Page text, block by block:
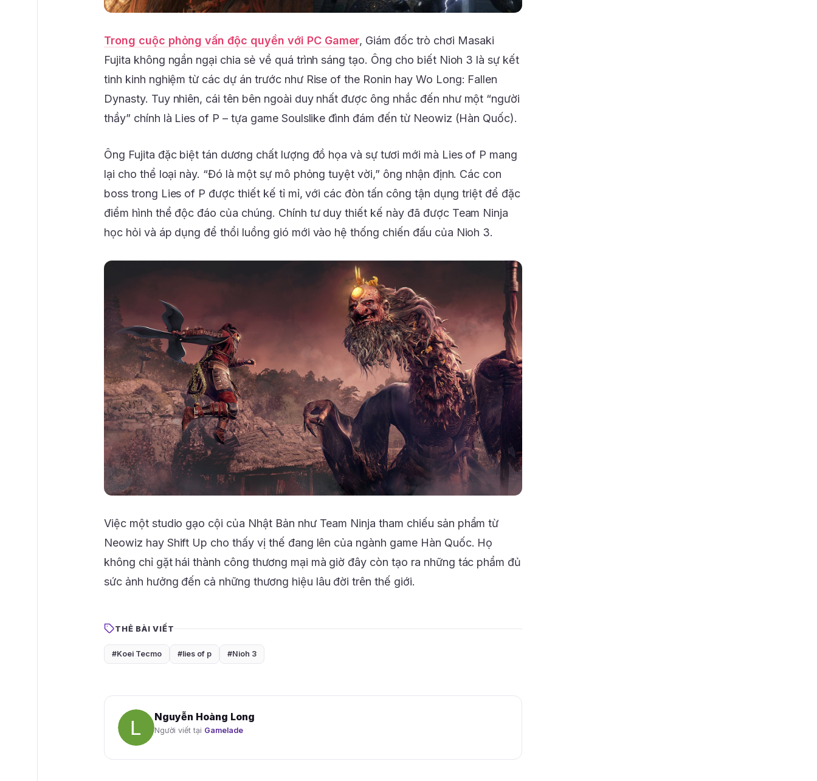
Trong cuộc phỏng vấn độc quyền với PC Gamer, Giám đốc trò chơi Masaki
Fujita không ngần ngại chia sẻ về quá trình sáng tạo. Ông cho biết Nioh 3 là sự kết
tinh kinh nghiệm từ các dự án trước như Rise of the Ronin hay Wo Long: Fallen
Dynasty. Tuy nhiên, cái tên bên ngoài duy nhất được ông nhắc đến như một “người
thầy” chính là Lies of P – tựa game Soulslike đình đám đến từ Neowiz (Hàn Quốc).
Ông Fujita đặc biệt tán dương chất lượng đồ họa và sự tươi mới mà Lies of P mang
lại cho thể loại này. “Đó là một sự mô phỏng tuyệt vời,” ông nhận định. Các con
boss trong Lies of P được thiết kế tỉ mỉ, với các đòn tấn công tận dụng triệt để đặc
điểm hình thể độc đáo của chúng. Chính tư duy thiết kế này đã được Team Ninja
học hỏi và áp dụng để thổi luồng gió mới vào hệ thống chiến đấu của Nioh 3.
Việc một studio gạo cội của Nhật Bản như Team Ninja tham chiếu sản phẩm từ
Neowiz hay Shift Up cho thấy vị thế đang lên của ngành game Hàn Quốc. Họ
không chỉ gặt hái thành công thương mại mà giờ đây còn tạo ra những tác phẩm đủ
sức ảnh hưởng đến cả những thương hiệu lâu đời trên thế giới.
THẺ BÀI VIẾT
#Koei Tecmo #lies of p #Nioh 3
Nguyễn Hoàng Long
Người viết tại Gamelade